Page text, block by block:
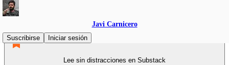
Javi Carnicero
Suscribirse
Iniciar sesión
Lee sin distracciones en Substack